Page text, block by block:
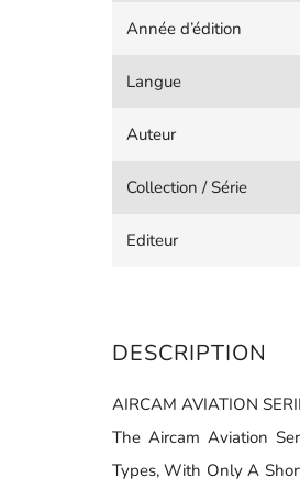
Année d’édition
Langue
Auteur
Collection / Série
Editeur
DESCRIPTION
AIRCAM AVIATION
The Aircam Aviation
Types, With Only A